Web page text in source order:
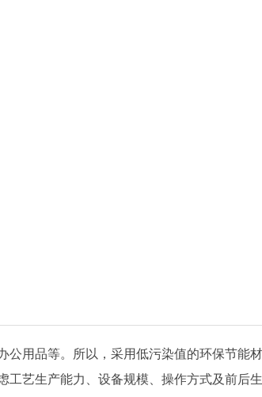
用品等。所以，采用低污染值的环保节能
艺生产能力、设备规模、操作方式及前后